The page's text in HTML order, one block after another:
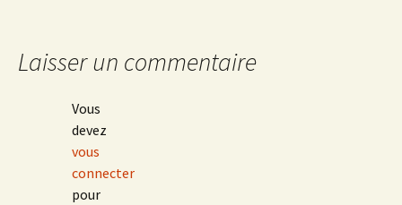
Laisser un commentaire
Vous
devez
vous
connecter
pour